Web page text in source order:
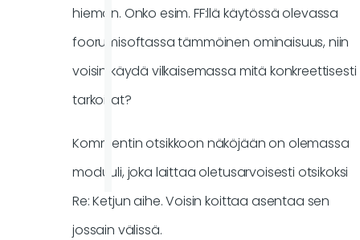
hieman. Onko esim. FF:llä käytössä olevassa
foorumisoftassa tämmöinen ominaisuus, niin
voisin käydä vilkaisemassa mitä konkreettisesti
tarkoitat?
Kommentin otsikkoon näköjään on olemassa
moduuli, joka laittaa oletusarvoisesti otsikoksi
Re: Ketjun aihe. Voisin koittaa asentaa sen
jossain välissä.